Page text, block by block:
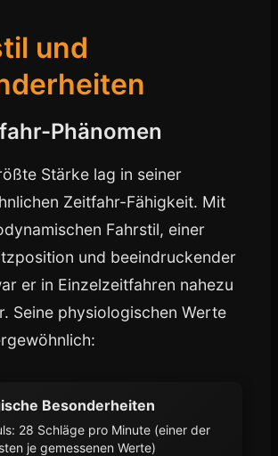
und
Phänomen
Stärke lag in seiner
Zeitfahr-Fähigkeit. Mit
Fahrstil, einer
und beeindruckender
er in Einzelzeitfahren nahezu
Seine physiologischen Werte
Besonderheiten
28 Schläge pro Minute (einer der
je gemessenen Werte)